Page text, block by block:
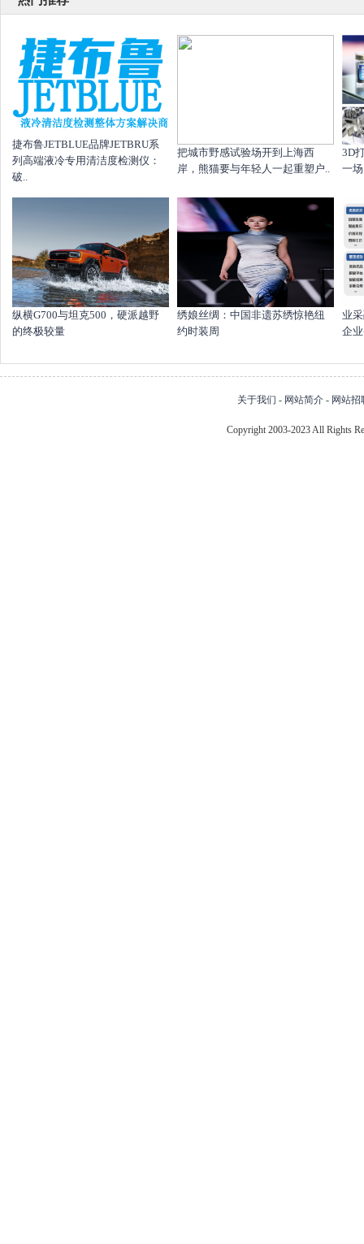
捷布鲁JETBLUE品牌JETBRU系
列高端液冷专用清洁度检测仪：
破..
把城市野感试验场开到上海西
岸，熊猫要与年轻人一起重塑户..
​3D
一
纵横G700与坦克500，硬派越野
的终极较量
绣娘丝绸：中国非遗苏绣惊艳纽
约时装周
业
企
关于我们 - 网站简介 - 网站招
Copyright 2003-2023 All Rights